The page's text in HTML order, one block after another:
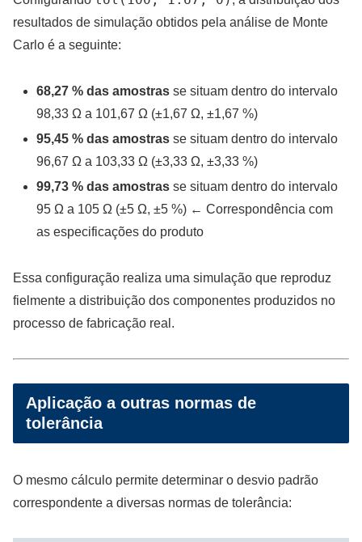
resultados de simulação obtidos pela análise de Monte
Carlo é a seguinte:
68,27 % das amostras se situam dentro do intervalo
98,33 Ω a 101,67 Ω (±1,67 Ω, ±1,67 %)
95,45 % das amostras se situam dentro do intervalo
96,67 Ω a 103,33 Ω (±3,33 Ω, ±3,33 %)
99,73 % das amostras se situam dentro do intervalo
95 Ω a 105 Ω (±5 Ω, ±5 %) ← Correspondência com
as especificações do produto
Essa configuração realiza uma simulação que reproduz
fielmente a distribuição dos componentes produzidos no
processo de fabricação real.
Aplicação a outras normas de
tolerância
O mesmo cálculo permite determinar o desvio padrão
correspondente a diversas normas de tolerância: